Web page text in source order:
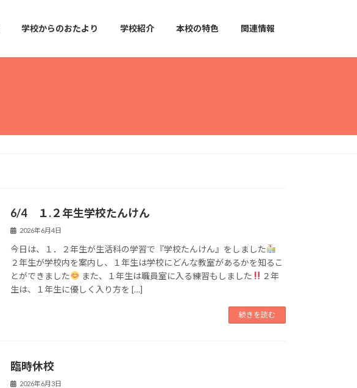
学校からのおたより 学校紹介 本校の特色 関連情報
6/4 １.２年生学校たんけん
2026年6月4日
今日は、１．２年生が生活科の学習で『学校たんけん』をしました
２年生が学校内を案内し、１年生は学校にどんな教室があるかを知るこ
とができました
また、１年生は職員室に入る練習もしました
２年
生は、１年生に優しく入り方を […]
続きを読む
臨時休校
2026年6月3日